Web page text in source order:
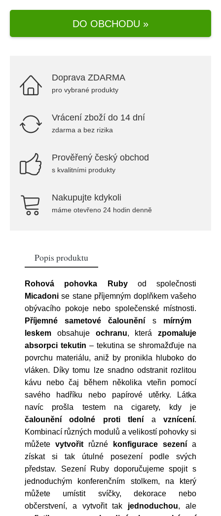
DO OBCHODU »
Doprava ZDARMA
pro vybrané produkty
Vrácení zboží do 14 dní
zdarma a bez rizika
Prověřený český obchod
s kvalitními produkty
Nakupujte kdykoli
máme otevřeno 24 hodin denně
Popis produktu
Rohová pohovka Rubyod společnosti
Micadoni se stane příjemným doplňkem vašeho
obývacího pokoje nebo společenské místnosti.
Příjemné sametové čalounění s mírným
leskem obsahuje ochranu, která zpomaluje
absorpci tekutin – tekutina se shromažďuje na
povrchu materiálu, aniž by pronikla hluboko do
vláken. Díky tomu lze snadno odstranit rozlitou
kávu nebo čaj během několika vteřin pomocí
savého hadříku nebo papírové utěrky. Látka
navíc prošla testem na cigarety, kdy je
čalounění
odolné proti tlení avznícení.
Kombinací různých modulů a velikostí pohovky si
můžete vytvořit různé konfigurace sezení a
získat si tak útulné posezení podle svých
představ. Sezení Ruby doporučujeme spojit s
jednoduchým konferenčním stolkem, na který
můžete umístit svíčky, dekorace nebo
občerstvení, a vytvořit tak jednoduchou, ale